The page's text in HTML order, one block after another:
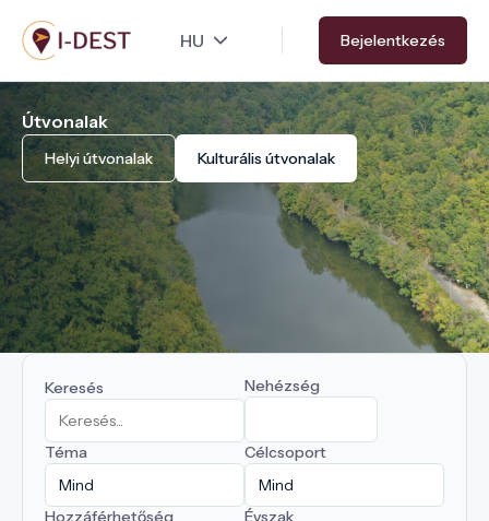
Ugrás
a
tartalomra
Bejelentkezés
Útvonalak
Helyi útvonalak Kulturális útvonalak
Keresés Nehézség
Téma Célcsoport
Hozzáférhetőség Évszak